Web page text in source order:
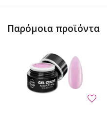
Παρόμοια προϊόντα